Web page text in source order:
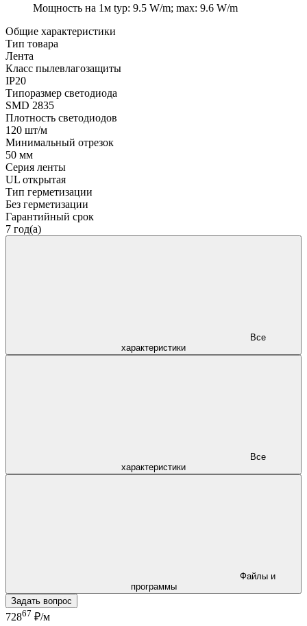
Мощность на 1м typ: 9.5 W/m; max: 9.6 W/m
Общие характеристики
Тип товара
Лента
Класс пылевлагозащиты
IP20
Типоразмер светодиода
SMD 2835
Плотность светодиодов
120 шт/м
Минимальный отрезок
50 мм
Серия ленты
UL открытая
Тип герметизации
Без герметизации
Гарантийный срок
7 год(а)
характеристики
характеристики
программы
Задать вопрос
72867 ₽/м